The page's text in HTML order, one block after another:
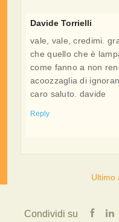
Davide Torrielli
vale, vale, credimi.
che quello che è
come fanno a non
acoozzaglia di
caro saluto. davide
Reply
Ultimo
Condividi su